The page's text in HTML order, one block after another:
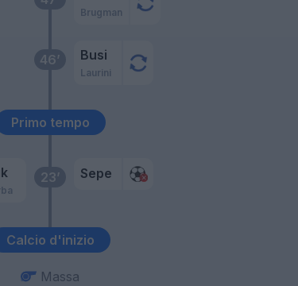
Calcio d'inizio
23’ Sepe
Primo tempo
46’ Busi
Laurini
Brugman
Massa